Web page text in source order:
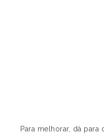
Para melhorar, dá